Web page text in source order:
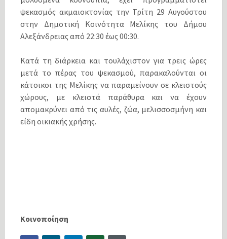
ψεκασμός ακμαιοκτονίας την Τρίτη 29 Αυγούστου
στην Δημοτική Κοινότητα Μελίκης του Δήμου
Αλεξάνδρειας από 22:30 έως 00:30.
Κατά τη διάρκεια και τουλάχιστον για τρεις ώρες
μετά το πέρας του ψεκασμού, παρακαλούνται οι
κάτοικοι της Μελίκης να παραμείνουν σε κλειστούς
χώρους, με κλειστά παράθυρα και να έχουν
απομακρύνει από τις αυλές, ζώα, μελισσοσμήνη και
είδη οικιακής χρήσης.
Κοινοποίηση